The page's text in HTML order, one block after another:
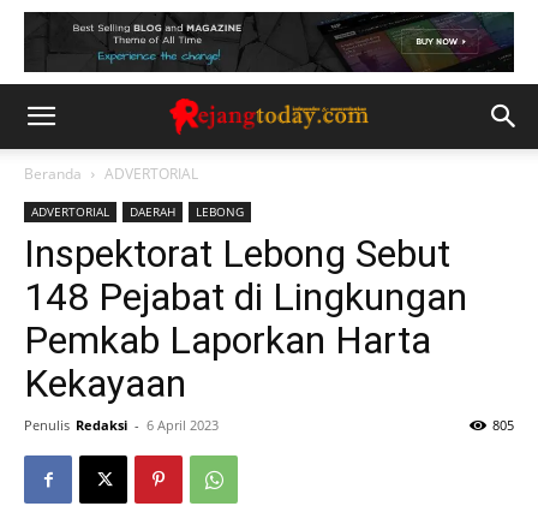
Beranda ADVERTORIAL
ADVERTORIAL DAERAH LEBONG
Inspektorat Lebong Sebut
148 Pejabat di Lingkungan
Pemkab Laporkan Harta
Kekayaan
Penulis Redaksi - 6 April 2023 805